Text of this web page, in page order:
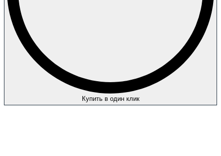
Купить в один клик